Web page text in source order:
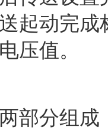
起动完
压值。
部分组成